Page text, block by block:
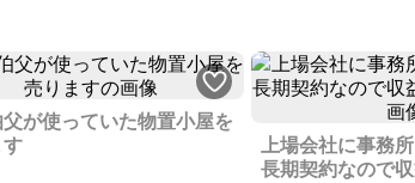
が使っていた物置小屋を
上場会社に事務所
長期契約なので